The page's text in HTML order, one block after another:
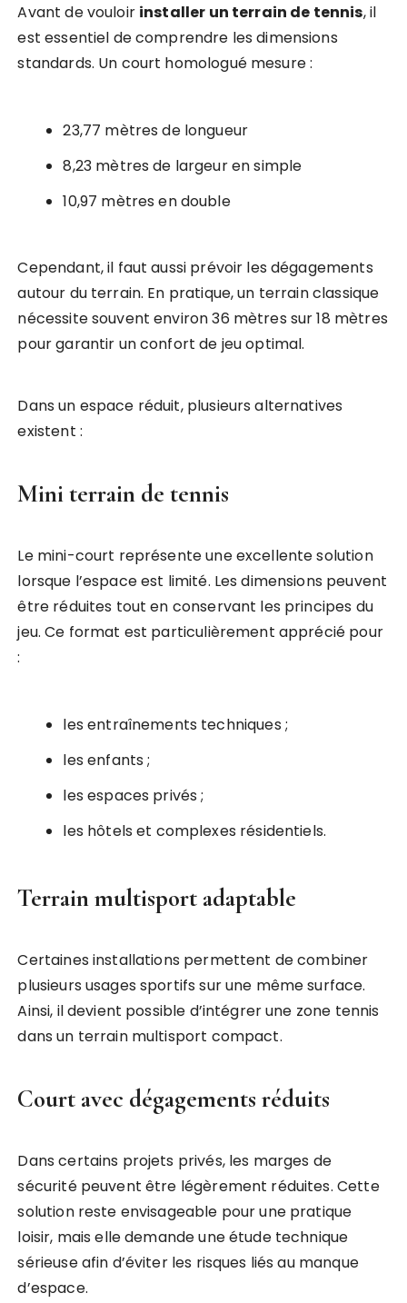
Avant de vouloir installer un terrain de tennis, il
est essentiel de comprendre les dimensions
standards. Un court homologué mesure :
23,77 mètres de longueur
8,23 mètres de largeur en simple
10,97 mètres en double
Cependant, il faut aussi prévoir les dégagements
autour du terrain. En pratique, un terrain classique
nécessite souvent environ 36 mètres sur 18 mètres
pour garantir un confort de jeu optimal.
Dans un espace réduit, plusieurs alternatives
existent :
Mini terrain de tennis
Le mini-court représente une excellente solution
lorsque l’espace est limité. Les dimensions peuvent
être réduites tout en conservant les principes du
jeu. Ce format est particulièrement apprécié pour
:
les entraînements techniques ;
les enfants ;
les espaces privés ;
les hôtels et complexes résidentiels.
Terrain multisport adaptable
Certaines installations permettent de combiner
plusieurs usages sportifs sur une même surface.
Ainsi, il devient possible d’intégrer une zone tennis
dans un terrain multisport compact.
Court avec dégagements réduits
Dans certains projets privés, les marges de
sécurité peuvent être légèrement réduites. Cette
solution reste envisageable pour une pratique
loisir, mais elle demande une étude technique
sérieuse afin d’éviter les risques liés au manque
d’espace.